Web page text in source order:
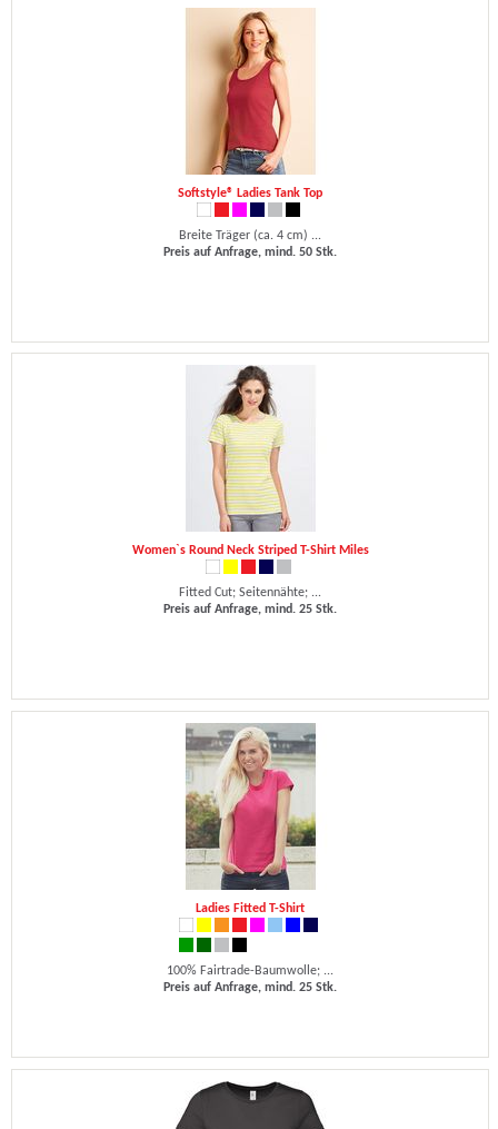
Softstyle® Ladies Tank Top
Breite Träger (ca. 4 cm) ...
Preis auf Anfrage, mind. 50 Stk.
Women`s Round Neck Striped T-Shirt Miles
Fitted Cut; Seitennähte; ...
Preis auf Anfrage, mind. 25 Stk.
Ladies Fitted T-Shirt
100% Fairtrade-Baumwolle; ...
Preis auf Anfrage, mind. 25 Stk.